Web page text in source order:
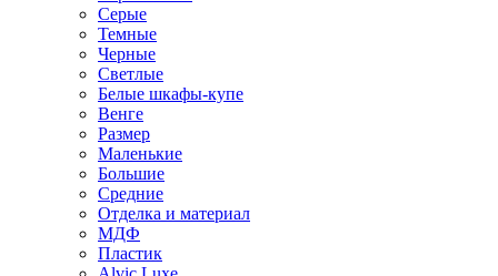
Серые
Темные
Черные
Светлые
Белые шкафы-купе
Венге
Размер
Маленькие
Большие
Средние
Отделка и материал
МДФ
Пластик